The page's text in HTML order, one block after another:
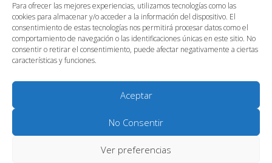
Para ofrecer las mejores experiencias, utilizamos tecnologías como las
cookies para almacenar y/o acceder a la información del dispositivo. El
consentimiento de estas tecnologías nos permitirá procesar datos como el
comportamiento de navegación o las identificaciones únicas en este sitio. No
consentir o retirar el consentimiento, puede afectar negativamente a ciertas
características y funciones.
Aceptar
No Consentir
Ver preferencias